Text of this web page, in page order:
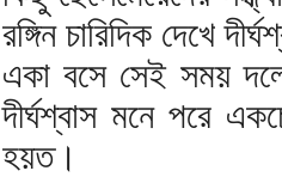
রঙ্গিন চারিদিক দেখে
একা বসে সেই সময়
দীর্ঘশ্বাস মনে পরে
হয়ত।